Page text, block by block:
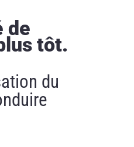
de
tôt.
du